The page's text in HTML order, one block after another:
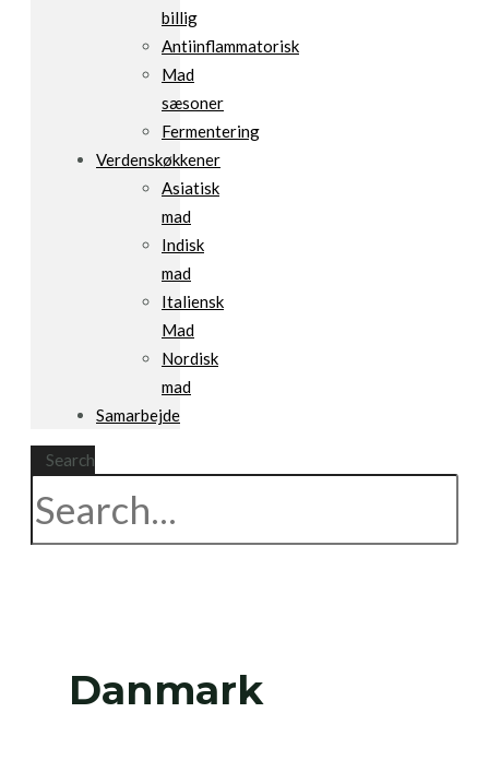
billig
Antiinflammatorisk
Mad
sæsoner
Fermentering
Verdenskøkkener
Asiatisk
mad
Indisk
mad
Italiensk
Mad
Nordisk
mad
Samarbejde
Search
Danmark